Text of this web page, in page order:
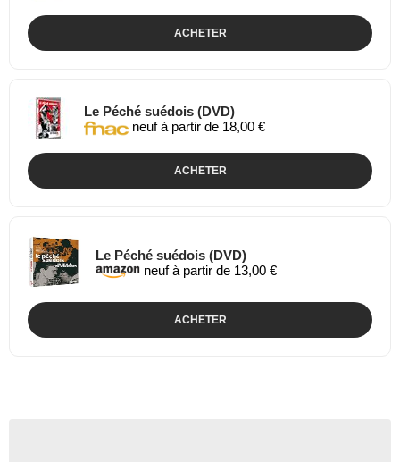
ACHETER
Le Péché suédois (DVD)
neuf à partir de 18,00 €
ACHETER
Le Péché suédois (DVD)
neuf à partir de 13,00 €
ACHETER